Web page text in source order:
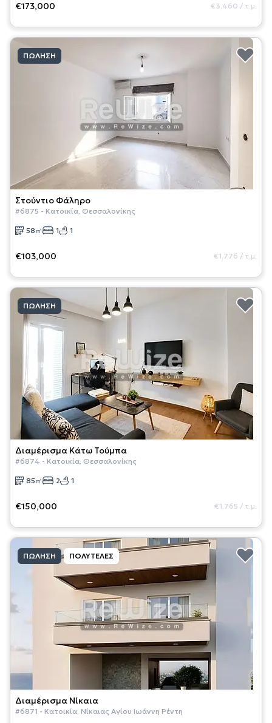
€173,000 €3,460 / τ.μ.
ΠΏΛΗΣΗ
Στούντιο Φάληρο
#6875 - Κατοικία, Θεσσαλονίκης
58 ㎡ 1 1
€103,000 €1,776 / τ.μ.
ΠΏΛΗΣΗ
Διαμέρισμα Κάτω Τούμπα
#6874 - Κατοικία, Θεσσαλονίκης
85 ㎡ 2 1
€150,000 €1,765 / τ.μ.
ΠΏΛΗΣΗ ΠΟΛΥΤΕΛΈΣ
Διαμέρισμα Νίκαια
#6871 - Κατοικία, Νίκαιας Αγίου Ιωάννη Ρέντη